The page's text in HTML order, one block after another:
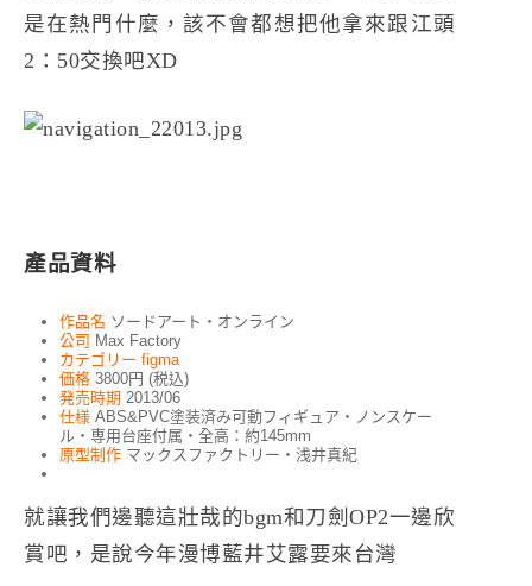
是在熱門什麼，該不會都想把他拿來跟江頭
2：50交換吧XD
產品資料
作品名 ソードアート・オンライン
公司 Max Factory
カテゴリー figma
価格 3800円 (税込)
発売時期 2013/06
仕様 ABS&PVC塗装済み可動フィギュア・ノンスケー
ル・専用台座付属・全高：約145mm
原型制作 マックスファクトリー・浅井真紀
就讓我們邊聽這壯哉的bgm和刀劍OP2一邊欣
賞吧，是說今年漫博藍井艾露要來台灣